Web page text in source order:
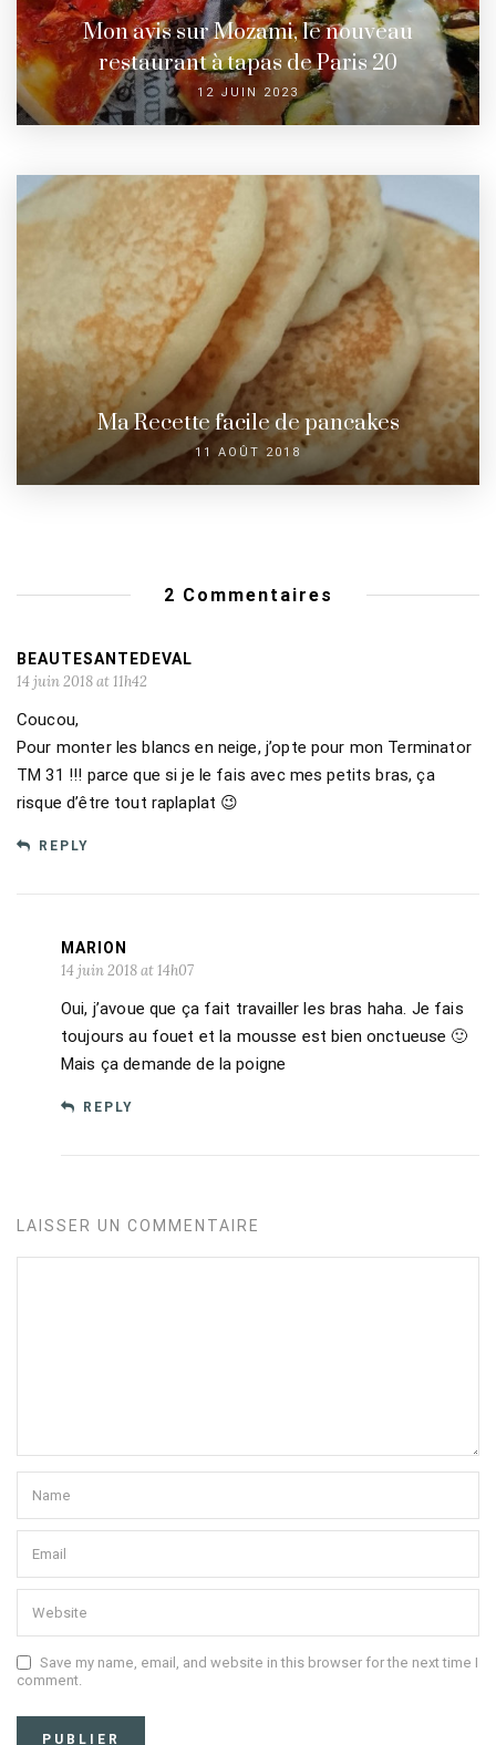
Mon avis sur Mozami, le nouveau
restaurant à tapas de Paris 20
12 JUIN 2023
Ma Recette facile de pancakes
11 AOÛT 2018
2 Commentaires
BEAUTESANTEDEVAL
14 juin 2018 at 11h42
Coucou,
Pour monter les blancs en neige, j’opte pour mon Terminator
TM 31 !!! parce que si je le fais avec mes petits bras, ça
risque d’être tout raplaplat 😉
REPLY
MARION
14 juin 2018 at 14h07
Oui, j’avoue que ça fait travailler les bras haha. Je fais
toujours au fouet et la mousse est bien onctueuse 🙂
Mais ça demande de la poigne
REPLY
LAISSER UN COMMENTAIRE
Save my name, email, and website in this browser for the next time I
comment.